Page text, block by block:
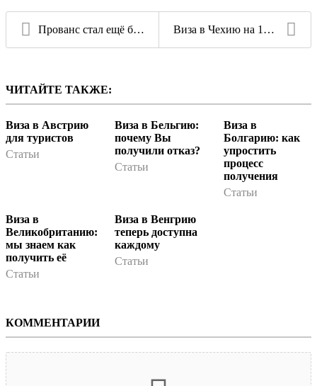
Прованс стал ещё ближе владельцам виз во Францию Виза в Чехию на 180 дней пребывания беспрерывно
ЧИТАЙТЕ ТАКЖЕ:
Виза в Австрию
для туристов
Статьи
Виза в Бельгию:
почему Вы
получили отказ?
Статьи
Виза в
Болгарию: как
упростить
процесс
получения
Статьи
Виза в
Великобританию:
мы знаем как
получить её
Статьи
Виза в Венгрию
теперь доступна
каждому
Статьи
КОММЕНТАРИИ